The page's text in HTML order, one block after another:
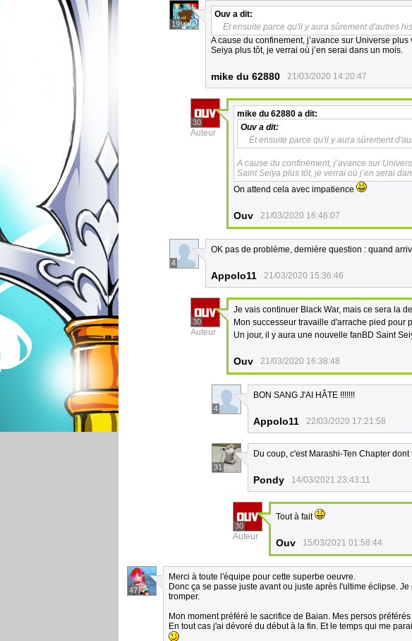
19
Ouv a dit:
Et ensuite parce qu'il y aura sûrement d'autres
A cause du confinement, j’avance sur Universe
Seiya plus tôt, je verrai où j’en serai dans un mois.
mike du 62880 21/03/2020 14:20:47
30
Auteur
mike du 62880 a dit:
Ouv a dit:
Et ensuite parce qu'il y aura sûrement
A cause du confinement, j’avance sur
Saint Seiya plus tôt, je verrai où j’en serai
On attend cela avec impatience
Ouv 21/03/2020 16:46:07
4
OK pas de problème, dernière question : quand
Appolo11 21/03/2020 15:36:46
30
Auteur
Je vais continuer Black War, mais ce sera la
Mon successeur travaille d'arrache pied pour
Un jour, il y aura une nouvelle fanBD Saint
Ouv 21/03/2020 16:38:48
4
BON SANG J'AI HÂTE !!!!!!!
Appolo11 22/03/2020 17:21:58
31
Du coup, c'est Marashi-Ten Chapter
Pondy 14/03/2021 23:43:11
30
Auteur
Tout à fait
Ouv 15/03/2021 01:58:44
47
Merci à toute l'équipe pour cette superbe oeuvre.
Donc ça se passe juste avant ou juste après l'ultime éclipse.
tromper.
Mon moment préféré le sacrifice de Baian. Mes persos
En tout cas j'ai dévoré du début à la fin. Et le temps qui me